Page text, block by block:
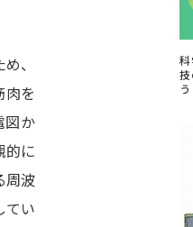
受験準備
を調べる
スケジュールを立てよう
、
肉を
図か
的に
周波
てい
う